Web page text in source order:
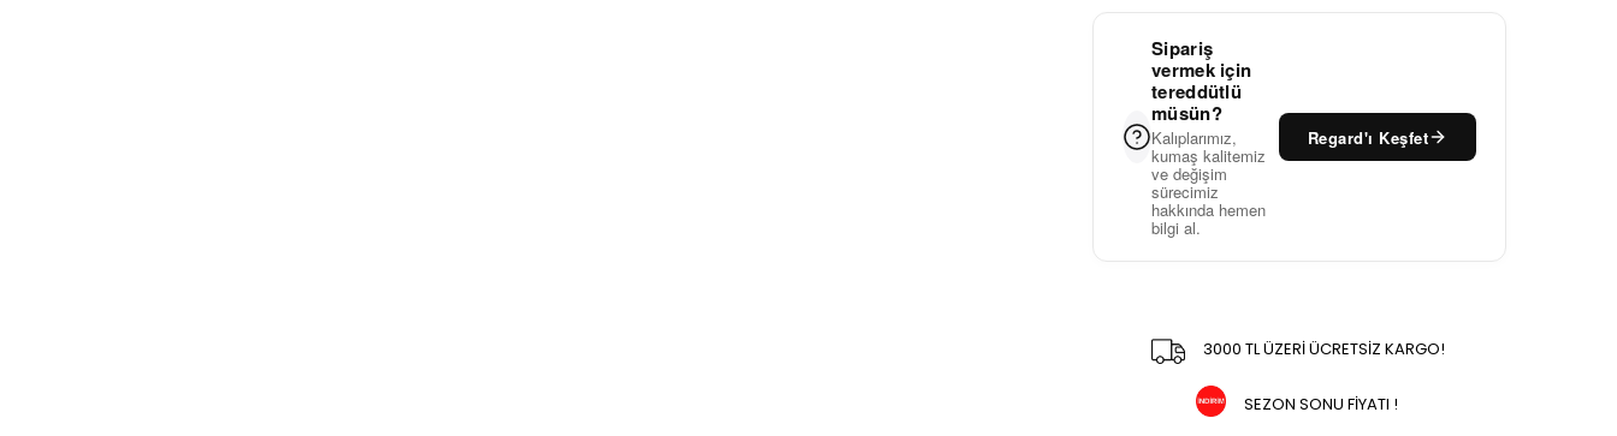
Sipariş
vermek için
tereddütlü
müsün?
Kalıplarımız,
kumaş kalitemiz
ve değişim
sürecimiz
hakkında hemen
bilgi al.
Regard'ı Keşfet
3000 TL ÜZERİ ÜCRETSİZ KARGO!
SEZON SONU FİYATI !